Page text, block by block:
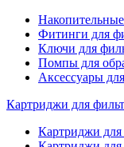
Фитинги для
Ключи для
Помпы для
Аксессуары
Картриджи для
Картриджи